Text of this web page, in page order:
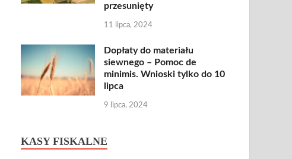
przesunięty
11 lipca, 2024
Dopłaty do materiału
siewnego – Pomoc de
minimis. Wnioski tylko do 10
lipca
9 lipca, 2024
KASY FISKALNE